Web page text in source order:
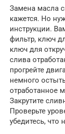
Замена масла
кажется. Но
инструкции.
фильтр, ключ
ключ для
слива
прогрейте
немного
отработанное
Закрутите
Проверьте
убедитесь, что